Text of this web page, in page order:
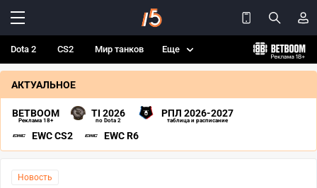
Dota 2 CS2 Мир танков Еще
АКТУАЛЬНОЕ
BETBOOM
Реклама 18+
TI 2026
по Dota 2
РПЛ 2026-2027
таблица и расписание
EWC CS2 EWC R6
Новость